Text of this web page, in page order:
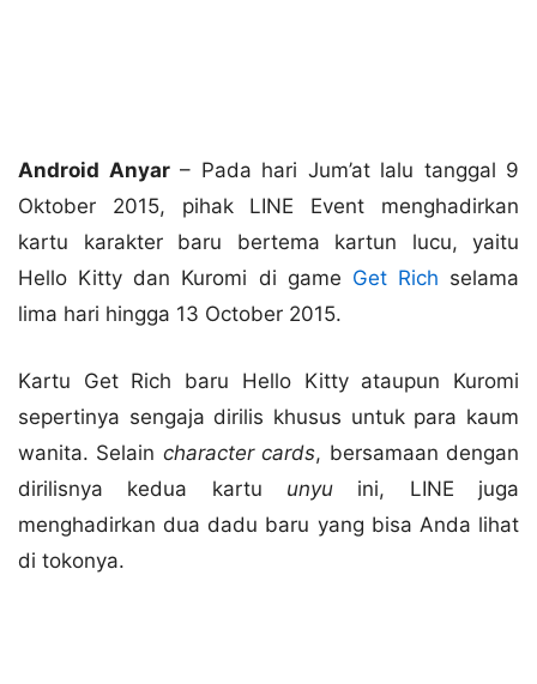
Android Anyar– Pada hari Jum’at lalu tanggal 9
Oktober 2015, pihak LINE Event menghadirkan
kartu karakter baru bertema kartun lucu, yaitu
Hello Kitty dan Kuromi di game Get Rich selama
lima hari hingga 13 October 2015.
Kartu Get Rich baru Hello Kitty ataupun Kuromi
sepertinya sengaja dirilis khusus untuk para kaum
wanita. Selain character cards, bersamaan dengan
dirilisnya kedua kartu unyu ini, LINE juga
menghadirkan dua dadu baru yang bisa Anda lihat
di tokonya.